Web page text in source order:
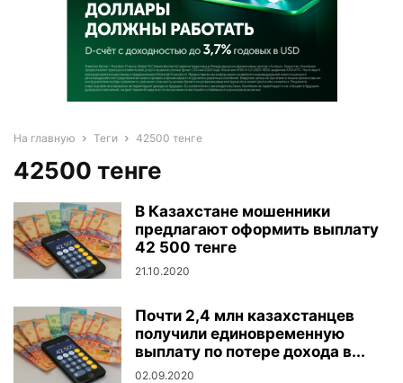
На главную Теги 42500 тенге
42500 тенге
В Казахстане мошенники
предлагают оформить выплату
42 500 тенге
21.10.2020
Почти 2,4 млн казахстанцев
получили единовременную
выплату по потере дохода в...
02.09.2020